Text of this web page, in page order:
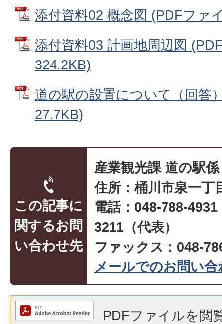
添付資料02 概念図 (PDFファ
添付資料03 計画地周辺図
324.2KB)
道の駅の設置について（回答
27.7KB)
この記事に
関するお問
い合わせ先
産業観光課 道の駅係
住所：桶川市泉一丁
電話：048-788-
3211（代表）
ファックス：048-
メールでのお問い
PDFファイルを閲